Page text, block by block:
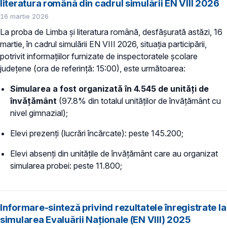
literatura română din cadrul simulării EN VIII 2026
16 martie 2026
La proba de Limba și literatura română, desfășurată astăzi, 16
martie, în cadrul simulării EN VIII 2026, situația participării,
potrivit informațiilor furnizate de inspectoratele școlare
județene (ora de referință: 15:00), este următoarea:
Simularea a fost organizată în 4.545 de unități de
învățământ (97.8% din totalul unităților de învățământ cu
nivel gimnazial);
Elevi prezenți (lucrări încărcate): peste 145.200;
Elevi absenți din unitățile de învățământ care au organizat
simularea probei: peste 11.800;
Informare-sinteză privind rezultatele înregistrate la
simularea Evaluării Naționale (EN VIII) 2025